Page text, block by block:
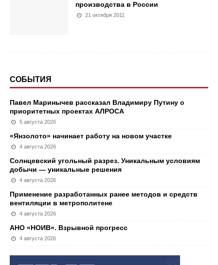
производства в России
21 октября 2011
СОБЫТИЯ
Павел Маринычев рассказал Владимиру Путину о
приоритетных проектах АЛРОСА
5 августа 2026
«Янзолото» начинает работу на новом участке
4 августа 2026
Солнцевский угольный разрез. Уникальным условиям
добычи — уникальные решения
4 августа 2026
Применение разработанных ранее методов и средств
вентиляции в метрополитене
4 августа 2026
АНО «НОИВ». Взрывной прогресс
4 августа 2026